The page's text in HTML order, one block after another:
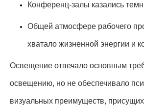
Конференц-залы казались
Общей атмосфере рабочего
хватало жизненной энергии и
Освещение отвечало основным
освещению, но не обеспечивало
визуальных преимуществ,